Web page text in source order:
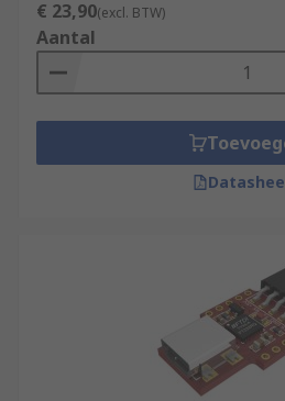
€ 23,90(excl. BTW)
Aantal